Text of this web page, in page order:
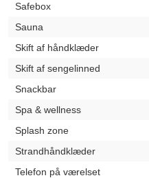
Safebox
Sauna
Skift af håndklæder
Skift af sengelinned
Snackbar
Spa & wellness
Splash zone
Strandhåndklæder
Telefon på værelset